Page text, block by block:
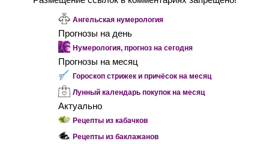
Ангельская нумерология
Прогнозы на день
Нумерология, прогноз на сегодня
Прогнозы на месяц
Гороскоп стрижек и причёсок на месяц
Лунный календарь покупок на месяц
Актуально
Рецепты из кабачков
Рецепты из баклажанов